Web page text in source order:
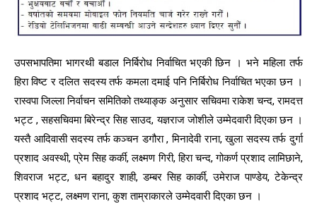
उपसभापतिमा भागरथी बडाल निर्बिरोध निर्वाचित भएकी छिन । भने महिला तर्फ
हिरा विष्ट र दलित सदस्य तर्फ कमला दमाई पनि निर्बिरोध निर्वाचित भएका छन ।
रास्वपा जिल्ला निर्वाचन समितिको तथ्याङ्क अनुसार सचिवमा राकेश चन्द, रामदत्त
भट्ट , सहसचिवमा बिरेन्द्र सिह साउद, यज्ञराज जोशीले उम्मेदवारी दिएका छन ।
यस्तै आदिवासी सदस्य तर्फ कञ्चन डगौरा , मिनादेवी राना, खुला सदस्य तर्फ दुर्गा
प्रशाद अवस्थी, प्रेम सिह कर्की, लक्ष्मण गिरी, हिरा चन्द, गोकर्ण प्रशाद लामिछाने,
शिवराज भट्ट, धन बहादुर शाही, डम्बर सिह कार्की, उमेराज पाण्डेय, टेकेन्द्र
प्रशाद भट्ट, लक्ष्मण राना, कुश ताम्राकारले उम्मेदवारी दिएका छन ।